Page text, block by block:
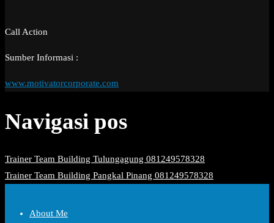
Call Action
Sumber Informasi :
www.motivatorcorporate.com
Navigasi pos
Trainer Team Building Tulungagung 081249578328
Trainer Team Building Pangkal Pinang 081249578328
About Me